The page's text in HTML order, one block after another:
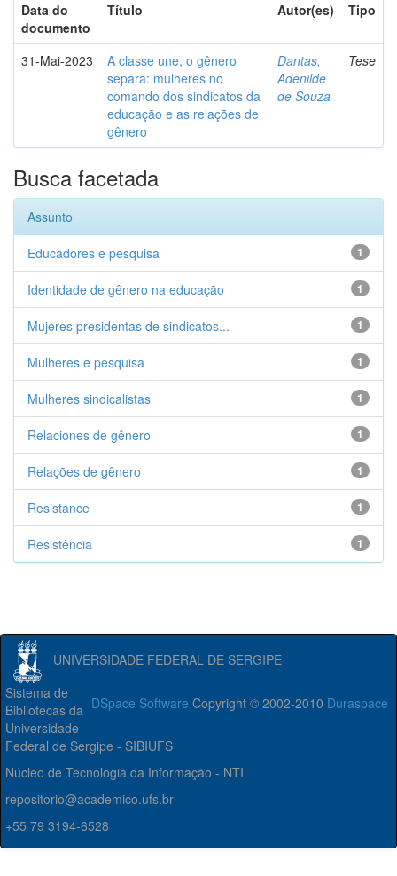
Data do
documento
Título Autor(es) Tipo
31-Mai-2023
A classe une, o gênero
separa: mulheres no
comando dos sindicatos da
educação e as relações de
gênero
Dantas,
Adenilde
de Souza
Tese
Busca facetada
Assunto
1
Educadores e pesquisa
1
Identidade de gênero na educação
1
Mujeres presidentas de sindicatos...
1
Mulheres e pesquisa
1
Mulheres sindicalistas
1
Relaciones de gênero
1
Relações de gênero
1
Resistance
1
Resistência
UNIVERSIDADE FEDERAL DE SERGIPE
DSpace Software Copyright © 2002-2010 Duraspace
Sistema de
Bibliotecas da
Universidade
Federal de Sergipe - SIBIUFS
Núcleo de Tecnologia da Informação - NTI
repositorio@academico.ufs.br
+55 79 3194-6528